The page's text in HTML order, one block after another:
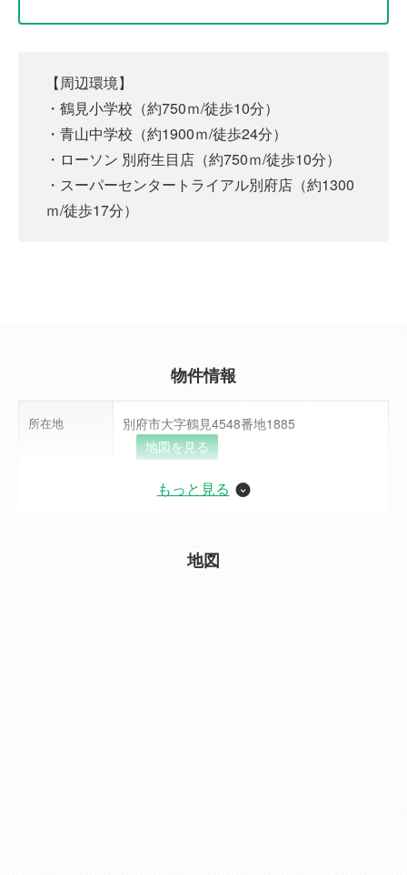
【周辺環境】
・鶴見小学校（約750ｍ/徒歩10分）
・青山中学校（約1900ｍ/徒歩24分）
・ローソン 別府生目店（約750ｍ/徒歩10分）
・スーパーセンタートライアル別府店（約1300
ｍ/徒歩17分）
物件情報
所在地 別府市大字鶴見4548番地1885
地図を見る
1,980万円ローンシミュレーション
もっと見る
地図